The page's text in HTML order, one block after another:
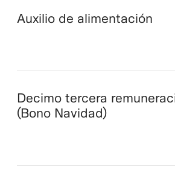
Auxilio de alimentación
Decimo tercera
(Bono Navidad)